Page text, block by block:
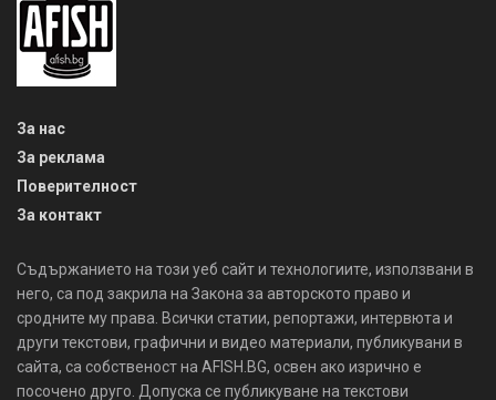
За нас
За реклама
Поверителност
За контакт
Съдържанието на този уеб сайт и технологиите, използвани в
него, са под закрила на Закона за авторското право и
сродните му права. Всички статии, репортажи, интервюта и
други текстови, графични и видео материали, публикувани в
сайта, са собственост на AFISH.BG, освен ако изрично е
посочено друго. Допуска се публикуване на текстови